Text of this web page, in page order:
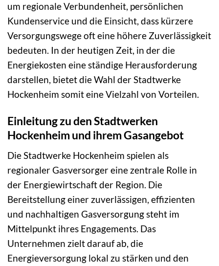
um regionale Verbundenheit, persönlichen
Kundenservice und die Einsicht, dass kürzere
Versorgungswege oft eine höhere Zuverlässigkeit
bedeuten. In der heutigen Zeit, in der die
Energiekosten eine ständige Herausforderung
darstellen, bietet die Wahl der Stadtwerke
Hockenheim somit eine Vielzahl von Vorteilen.
Einleitung zu den Stadtwerken
Hockenheim und ihrem Gasangebot
Die Stadtwerke Hockenheim spielen als
regionaler Gasversorger eine zentrale Rolle in
der Energiewirtschaft der Region. Die
Bereitstellung einer zuverlässigen, effizienten
und nachhaltigen Gasversorgung steht im
Mittelpunkt ihres Engagements. Das
Unternehmen zielt darauf ab, die
Energieversorgung lokal zu stärken und den